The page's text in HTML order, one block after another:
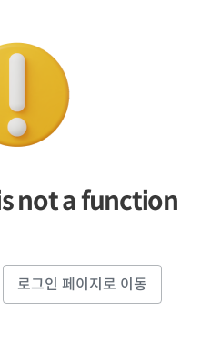
not a function
로그인 페이지로 이동